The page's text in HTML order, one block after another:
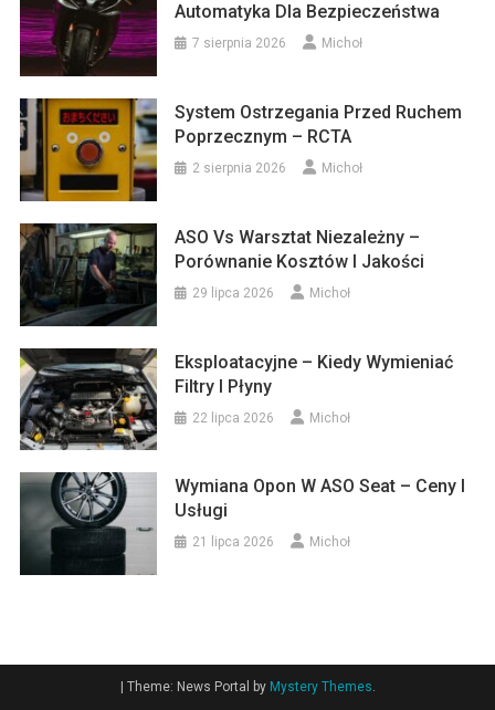
Automatyka Dla Bezpieczeństwa
7 sierpnia 2026 Michoł
System Ostrzegania Przed Ruchem
Poprzecznym – RCTA
2 sierpnia 2026 Michoł
ASO Vs Warsztat Niezależny –
Porównanie Kosztów I Jakości
29 lipca 2026 Michoł
Eksploatacyjne – Kiedy Wymieniać
Filtry I Płyny
22 lipca 2026 Michoł
Wymiana Opon W ASO Seat – Ceny I
Usługi
21 lipca 2026 Michoł
Theme: News Portal by Mystery Themes.